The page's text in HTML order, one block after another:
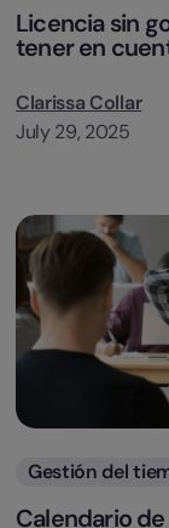
Licencia sin
tener en
Clarissa Collar
July 29, 2025
Categorias
Gestión del
Calendario